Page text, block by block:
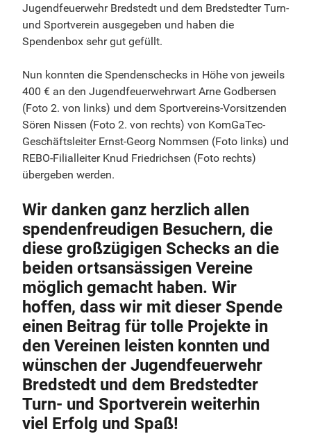
Jugendfeuerwehr Bredstedt und dem Bredstedter Turn-
und Sportverein ausgegeben und haben die
Spendenbox sehr gut gefüllt.
Nun konnten die Spendenschecks in Höhe von jeweils
400 € an den Jugendfeuerwehrwart Arne Godbersen
(Foto 2. von links) und dem Sportvereins-Vorsitzenden
Sören Nissen (Foto 2. von rechts) von KomGaTec-
Geschäftsleiter Ernst-Georg Nommsen (Foto links) und
REBO-Filialleiter Knud Friedrichsen (Foto rechts)
übergeben werden.
Wir danken ganz herzlich allen
spendenfreudigen Besuchern, die
diese großzügigen Schecks an die
beiden ortsansässigen Vereine
möglich gemacht haben. Wir
hoffen, dass wir mit dieser Spende
einen Beitrag für tolle Projekte in
den Vereinen leisten konnten und
wünschen der Jugendfeuerwehr
Bredstedt und dem Bredstedter
Turn- und Sportverein weiterhin
viel Erfolg und Spaß!